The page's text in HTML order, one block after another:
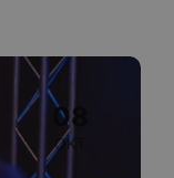
08
OKT